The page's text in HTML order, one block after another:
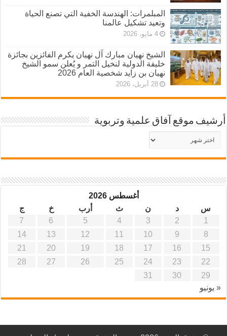
المبلمرات: الهندسة الخفية التي تصنع الحياة
وتعيد تشكيل عالمنا
4 مايو، 2026
الشيخ نهيان مبارك آل نهيان يكرم الفائزين بجائزة
خليفة الدولية لنخيل التمر و يُعلن سمو الشيخ
نهيان بن زايد شخصية العام 2026
28 أبريل، 2026
أرشيف موقع آفاق علمية وتربوية
أرشيف
موقع
آفاق
أغسطس 2026
س
د ن ث أرب خ
ج
1
2
3
4
5
6
7
8
9
10
11
12
13
14
15
16
17
18
19
20
21
22
23
24
25
26
27
28
29
30
31
« يونيو